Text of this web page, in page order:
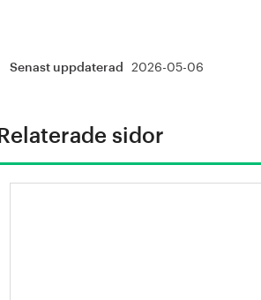
Senast uppdaterad 2026-05-06
Relaterade sidor